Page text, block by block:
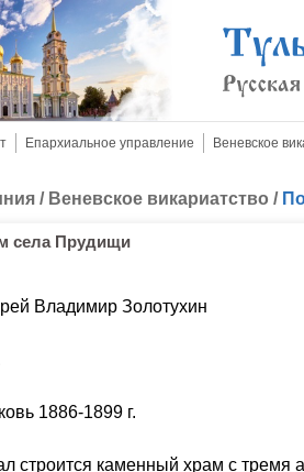
Епархиальное управление Веневское
/ Веневское викариатство /
села Прудищи
Владимир Золотухин
1886-1899 г.
строится каменный храм с тремя